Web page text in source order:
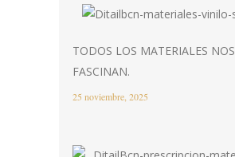
TODOS LOS MATERIALES NOS
FASCINAN.
25 noviembre, 2025